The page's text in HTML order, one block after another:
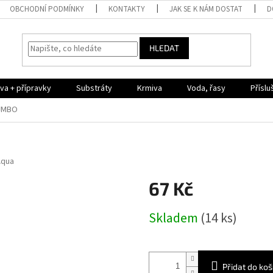
OBCHODNÍ PODMÍNKY KONTAKTY JAK SE K NÁM DOSTAT
HLEDAT
+ přípravky Substráty Krmiva Voda, řasy
67 Kč
cena:
Skladem (14 ks)
Přidat do